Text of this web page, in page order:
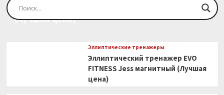
Эллиптический тренажер EVO FITNESS Orion
(Лучшая цена)
Эллиптические тренажеры
Эллиптический тренажер EVO
FITNESS Jess магнитный (Лучшая
цена)